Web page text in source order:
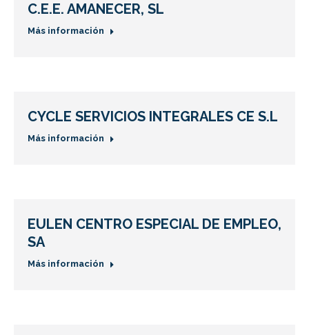
C.E.E. AMANECER, SL
Más información
CYCLE SERVICIOS INTEGRALES CE S.L
Más información
EULEN CENTRO ESPECIAL DE EMPLEO,
SA
Más información